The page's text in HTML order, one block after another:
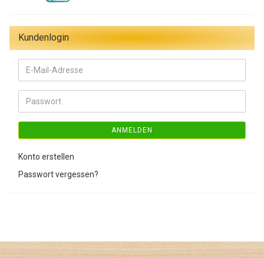
Kundenlogin
E-
Mail-
Adresse
Passwort
ANMELDEN
Konto erstellen
Passwort vergessen?